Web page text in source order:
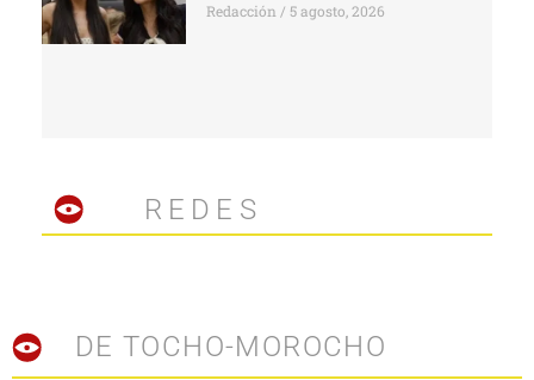
Redacción 5 agosto, 2026
REDES
DE TOCHO-MOROCHO